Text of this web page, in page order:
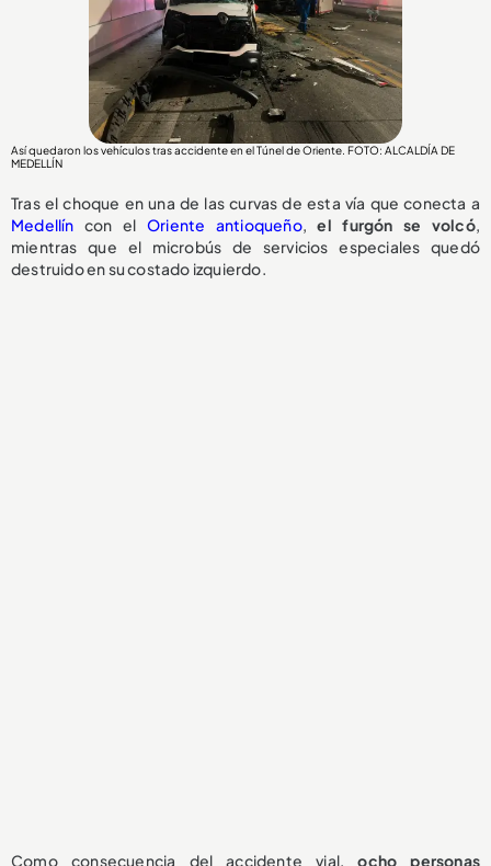
Así quedaron los vehículos tras accidente en el Túnel de Oriente. FOTO: ALCALDÍA DE
MEDELLÍN
Tras el choque en una de las curvas de esta vía que conecta a
Medellín con el Oriente antioqueño,el furgón se volcó,
mientras que el microbús de servicios especiales quedó
destruido en su costado izquierdo.
Como consecuencia del accidente vial,ocho personas